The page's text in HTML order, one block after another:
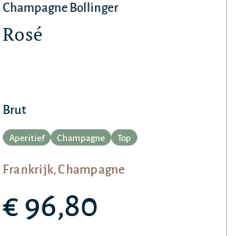
Champagne Bollinger
Rosé
Brut
Aperitief Champagne Top
Frankrijk, Champagne
€ 96,80